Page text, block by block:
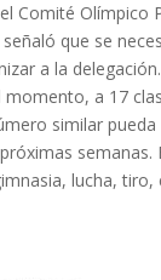
Comité Olímpico
que se
a la
momento, a 17
similar pueda
semanas.
lucha, tiro,